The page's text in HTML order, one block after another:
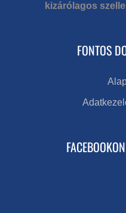
kizárólagos
FONTOS